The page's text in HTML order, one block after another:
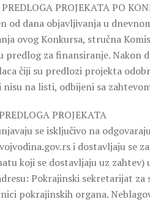
PROJEKATA PO
od dana objavljivanja u
ovog Konkursa, stručna
predlog za finansiranje. Nakon
čiji su predlozi projekta
na listi, odbijeni sa
PROJEKATA
se isključivo na
i dostavljaju se
koji se dostavljaju uz zahtev)
Pokrajinski sekretarijat
pokrajinskih organa.